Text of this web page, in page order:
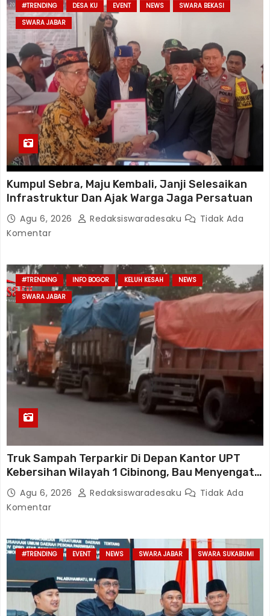
#TRENDING DESA KU EVENT NEWS
SWARA BEKASI
SWARA JABAR
Kumpul Sebra, Maju Kembali, Janji Selesaikan
Infrastruktur Dan Ajak Warga Jaga Persatuan
Agu 6, 2026 Redaksiswaradesaku
Tidak Ada
Komentar
#TRENDING INFO BOGOR KELUH KESAH
NEWS
SWARA JABAR
Truk Sampah Terparkir Di Depan Kantor UPT
Kebersihan Wilayah 1 Cibinong, Bau Menyengat
Diduga Resahkan Warga
Agu 6, 2026 Redaksiswaradesaku
Tidak Ada
Komentar
#TRENDING EVENT NEWS SWARA JABAR SWARA SUKABUMI